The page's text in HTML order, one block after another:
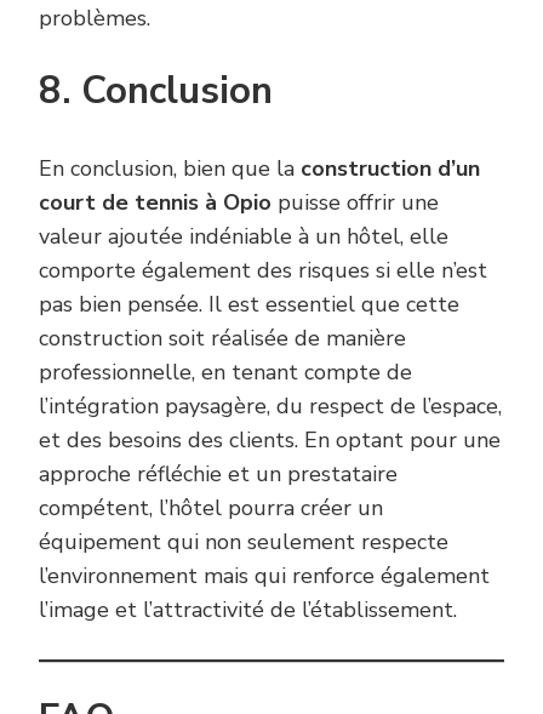
problèmes.
8. Conclusion
En conclusion, bien que la construction d’un
court de tennis à Opio puisse offrir une
valeur ajoutée indéniable à un hôtel, elle
comporte également des risques si elle n’est
pas bien pensée. Il est essentiel que cette
construction soit réalisée de manière
professionnelle, en tenant compte de
l’intégration paysagère, du respect de l’espace,
et des besoins des clients. En optant pour une
approche réfléchie et un prestataire
compétent, l’hôtel pourra créer un
équipement qui non seulement respecte
l’environnement mais qui renforce également
l’image et l’attractivité de l’établissement.